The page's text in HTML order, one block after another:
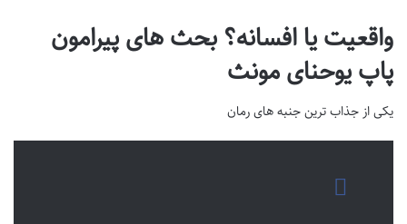
واقعیت یا افسانه؟ بحث های پیرامون
پاپ یوحنای مونث
یکی از جذاب ترین جنبه های رمان